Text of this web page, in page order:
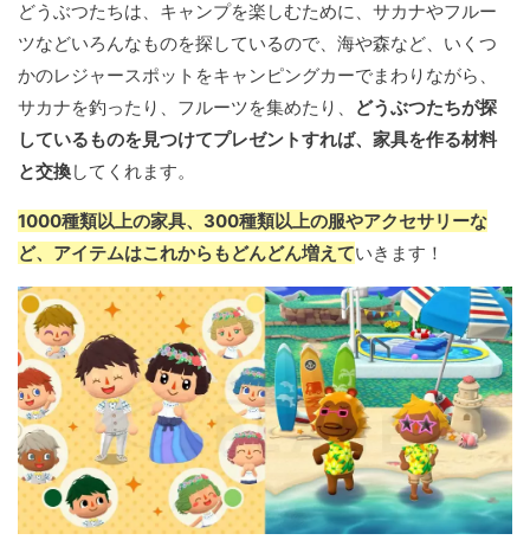
どうぶつたちは、キャンプを楽しむために、サカナやフルー
ツなどいろんなものを探しているので、海や森など、いくつ
かのレジャースポットをキャンピングカーでまわりながら、
サカナを釣ったり、フルーツを集めたり、
どうぶつたちが探
しているものを見つけてプレゼントすれば、家具を作る材料
と交換してくれます。
1000種類以上の家具、300種類以上の服やアクセサリーな
ど、アイテムはこれからもどんどん増えていきます！